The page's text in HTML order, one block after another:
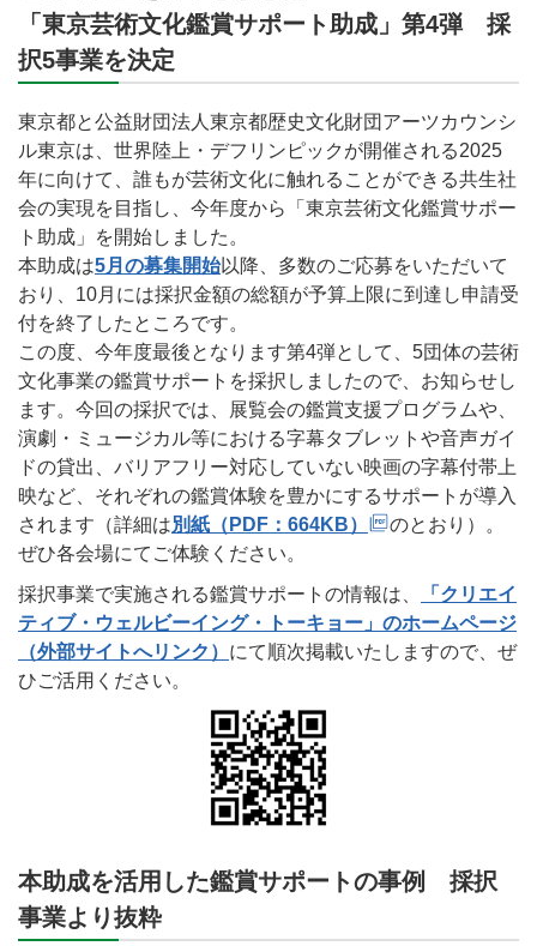
「東京芸術文化鑑賞サポート助成」第4弾 採
択5事業を決定
東京都と公益財団法人東京都歴史文化財団アーツカウンシ
ル東京は、世界陸上・デフリンピックが開催される2025
年に向けて、誰もが芸術文化に触れることができる共生社
会の実現を目指し、今年度から「東京芸術文化鑑賞サポー
ト助成」を開始しました。
本助成は5月の募集開始以降、多数のご応募をいただいて
おり、10月には採択金額の総額が予算上限に到達し申請受
付を終了したところです。
この度、今年度最後となります第4弾として、5団体の芸術
文化事業の鑑賞サポートを採択しましたので、お知らせし
ます。今回の採択では、展覧会の鑑賞支援プログラムや、
演劇・ミュージカル等における字幕タブレットや音声ガイ
ドの貸出、バリアフリー対応していない映画の字幕付帯上
映など、それぞれの鑑賞体験を豊かにするサポートが導入
されます（詳細は別紙（PDF：664KB）
のとおり）。
ぜひ各会場にてご体験ください。
採択事業で実施される鑑賞サポートの情報は、
「クリエイ
ティブ・ウェルビーイング・トーキョー」のホームページ
（外部サイトへリンク） にて順次掲載いたしますので、ぜ
ひご活用ください。
本助成を活用した鑑賞サポートの事例 採択
事業より抜粋